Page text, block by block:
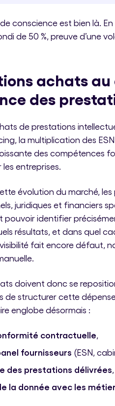
conscience est bien là.
de 50 %, preuve d’une
achats
des
de prestations
la multiplication des
des compétences
entreprises.
évolution du marché,
juridiques et financiers
pouvoir identifier
résultats, et dans quel
fait encore défaut,
doivent donc se
de structurer cette
englobe désormais :
contractuelle,
fournisseurs (ESN,
des prestations délivrées,
la donnée avec les